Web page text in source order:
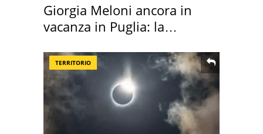
Giorgia Meloni ancora in
vacanza in Puglia: la
TERRITORIO